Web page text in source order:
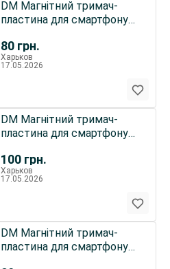
80 грн.
DM Магнітний тримач-
пластина для смартфону
Харьков
17.05.2026
100 грн.
DM Магнітний тримач-
пластина для смартфону
Харьков
17.05.2026
DM Магнітний тримач-
пластина для смартфону